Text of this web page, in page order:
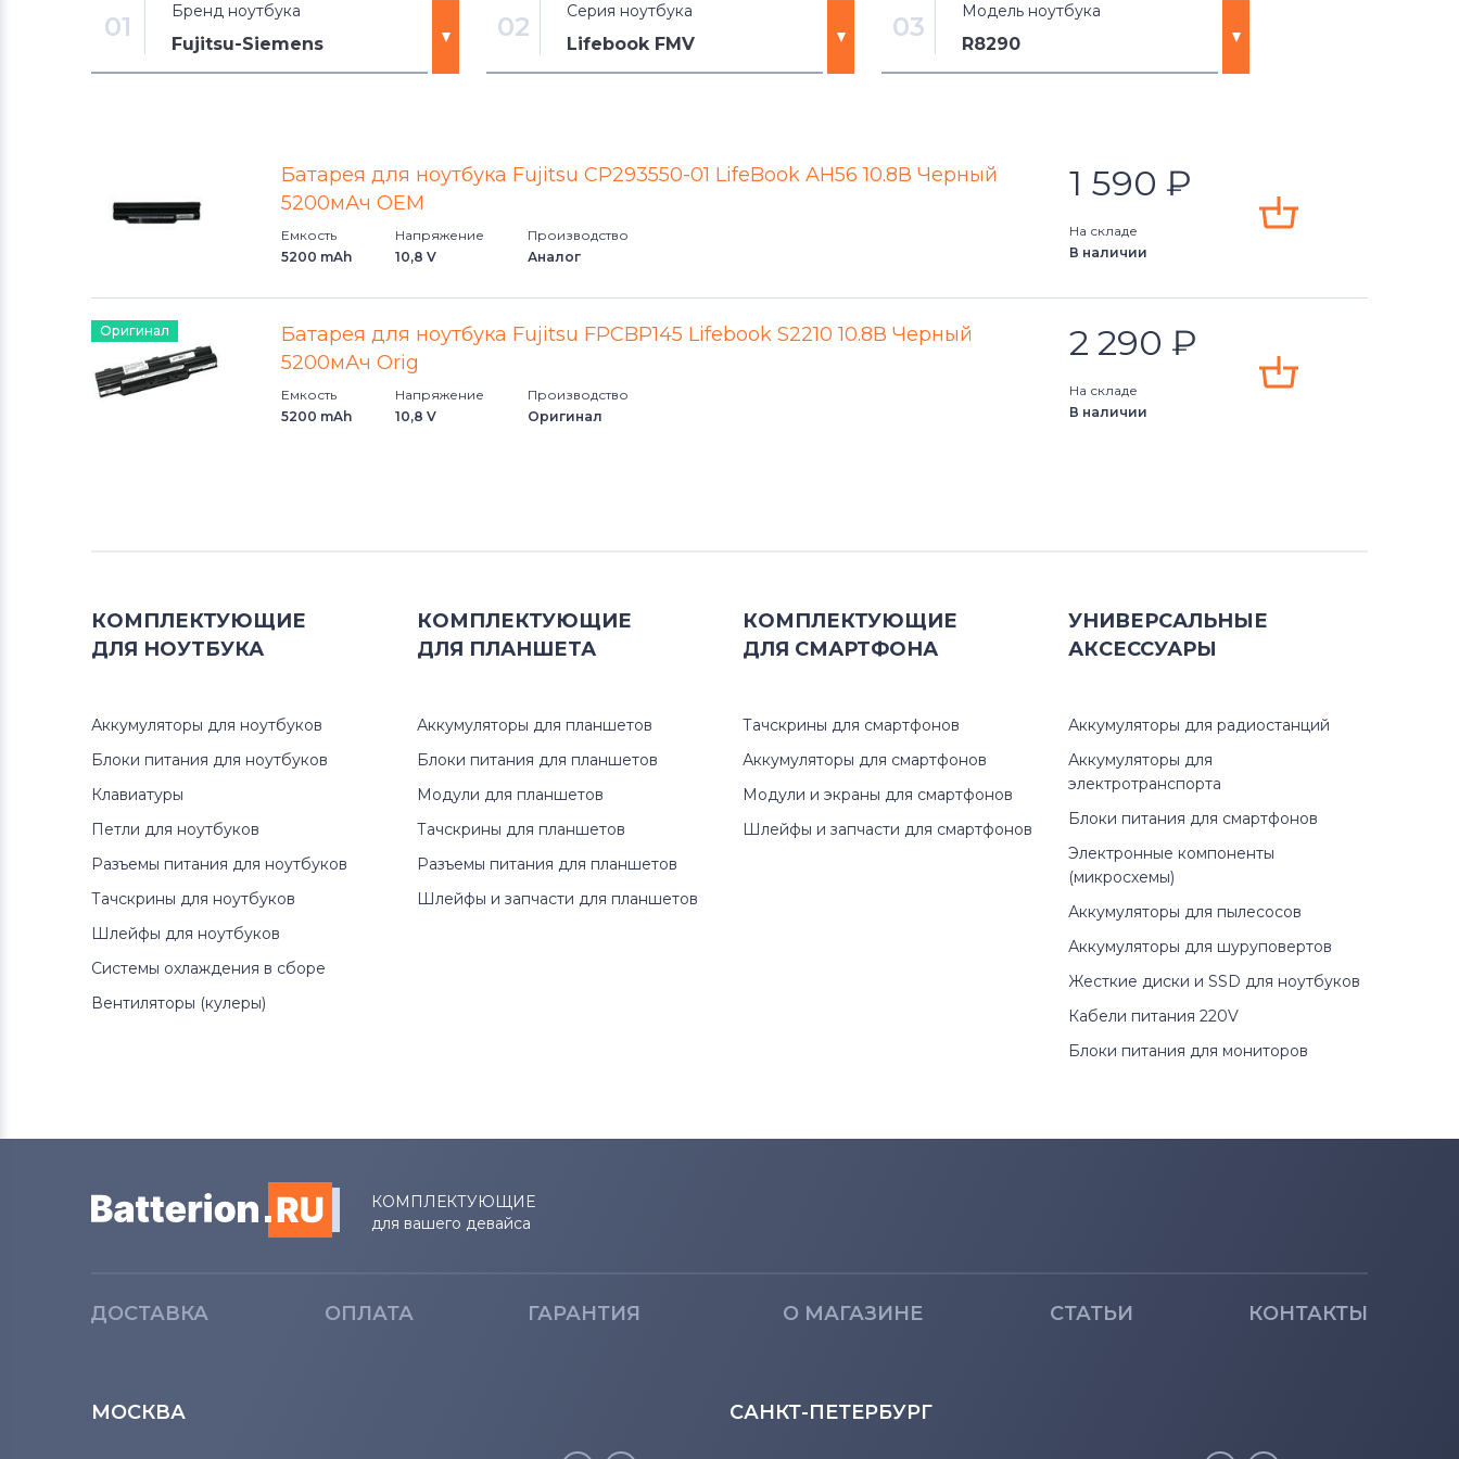
01 Бренд ноутбука
Fujitsu-Siemens
Аккумуляторы для ноутбуков
Xiaomi
Аккумуляторы для ноутбуков
Аккумуляторы для ноутбуков
eMachines
Аккумуляторы для ноутбуков
Аккумуляторы для ноутбуков
Аккумуляторы для ноутбуков
Benq
Philips
Аккумуляторы для ноутбуков
Thunderobot
Аккумуляторы для ноутбуков
Аккумуляторы для ноутбуков
Advent
Аккумуляторы для ноутбуков
02 Серия ноутбука
Lifebook FMV
Amilo A
Amilo P
FMV-Biblo
Lifebook E
Lifebook L
Lifebook T
Lifebook U
03 Модель ноутбука
R8290
Батарея для ноутбука Fujitsu CP293550-01 LifeBook AH56 10.8В Черный
5200мАч OEM
Емкость
5200 mAh
Напряжение
10,8 V
Производство
Аналог
1 590 ₽
На складе
В наличии
Оригинал
Батарея для ноутбука Fujitsu FPCBP145 Lifebook S2210 10.8В Черный
5200мАч Orig
Емкость
5200 mAh
Напряжение
10,8 V
Производство
Оригинал
2 290 ₽
На складе
В наличии
КОМПЛЕКТУЮЩИЕ
ДЛЯ НОУТБУКА
Аккумуляторы для ноутбуков
Блоки питания для ноутбуков
Клавиатуры
Петли для ноутбуков
Разъемы питания для ноутбуков
Тачскрины для ноутбуков
Шлейфы для ноутбуков
Системы охлаждения в сборе
Вентиляторы (кулеры)
КОМПЛЕКТУЮЩИЕ
ДЛЯ ПЛАНШЕТА
Аккумуляторы для планшетов
Блоки питания для планшетов
Модули для планшетов
Тачскрины для планшетов
Разъемы питания для планшетов
Шлейфы и запчасти для планшетов
КОМПЛЕКТУЮЩИЕ
ДЛЯ СМАРТФОНА
Тачскрины для смартфонов
Аккумуляторы для смартфонов
Модули и экраны для смартфонов
Шлейфы и запчасти для смартфонов
УНИВЕРСАЛЬНЫЕ
АКСЕССУАРЫ
Аккумуляторы для радиостанций
Аккумуляторы для
электротранспорта
Блоки питания для смартфонов
Электронные компоненты
(микросхемы)
Аккумуляторы для пылесосов
Аккумуляторы для шуруповертов
Жесткие диски и SSD для ноутбуков
Кабели питания 220V
Блоки питания для мониторов
КОМПЛЕКТУЮЩИЕ
для вашего девайса
ДОСТАВКА ОПЛАТА ГАРАНТИЯ О МАГАЗИНЕ СТАТЬИ КОНТАКТЫ
МОСКВА САНКТ-ПЕТЕРБУРГ